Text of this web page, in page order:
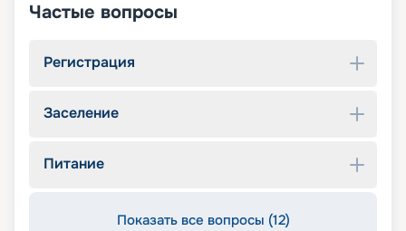
Частые вопросы
Регистрация
Заселение
Питание
Показать все вопросы (12)